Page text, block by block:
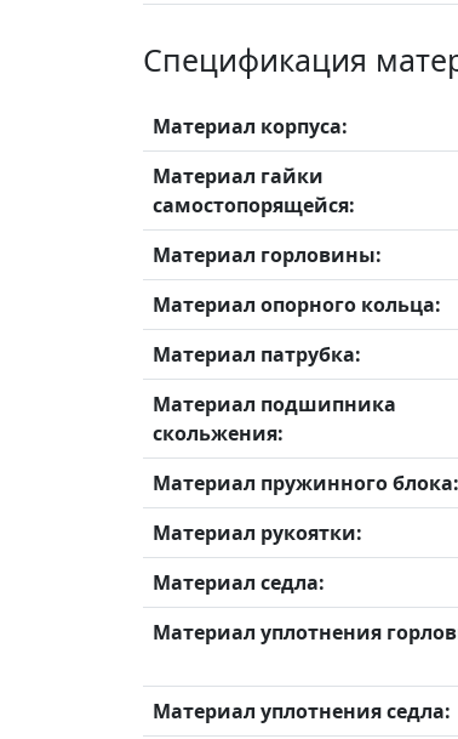
Спецификация
Материал корпуса:
Материал гайки
самостопорящейся:
Материал горловины:
Материал опорного кольца:
Материал патрубка:
Материал подшипника
скольжения:
Материал пружинного блока:
Материал рукоятки:
Материал седла:
Материал уплотнения
Материал уплотнения седла: